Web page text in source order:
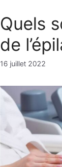
Quels
de
16 juillet 2022